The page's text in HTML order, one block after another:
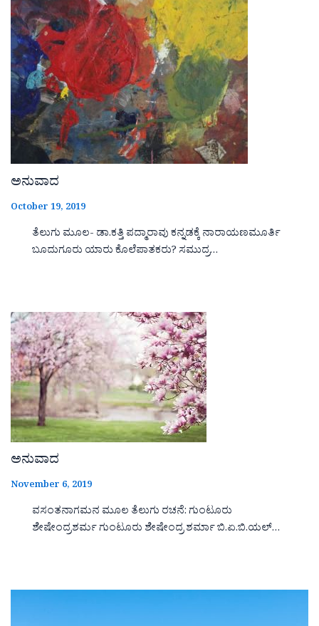
ಅನುವಾದ
October 19, 2019
ತೆಲುಗು ಮೂಲ- ಡಾ.ಕತ್ತಿ ಪದ್ಮಾರಾವು ಕನ್ನಡಕ್ಕೆ ನಾರಾಯಣಮೂರ್ತಿ
ಬೂದುಗೂರು ಯಾರು ಕೊಲೆಪಾತಕರು? ಸಮುದ್ರ…
ಅನುವಾದ
November 6, 2019
ವಸಂತನಾಗಮನ ಮೂಲ ತೆಲುಗು ರಚನೆ: ಗುಂಟೂರು
ಶೇಷೇಂದ್ರಶರ್ಮ ಗುಂಟೂರು ಶೇಷೇಂದ್ರ ಶರ್ಮಾ ಬಿ.ಏ.ಬಿ.ಯಲ್…